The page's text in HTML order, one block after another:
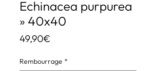
Echinacea purpurea
» 40x40
49,90€
Rembourrage *